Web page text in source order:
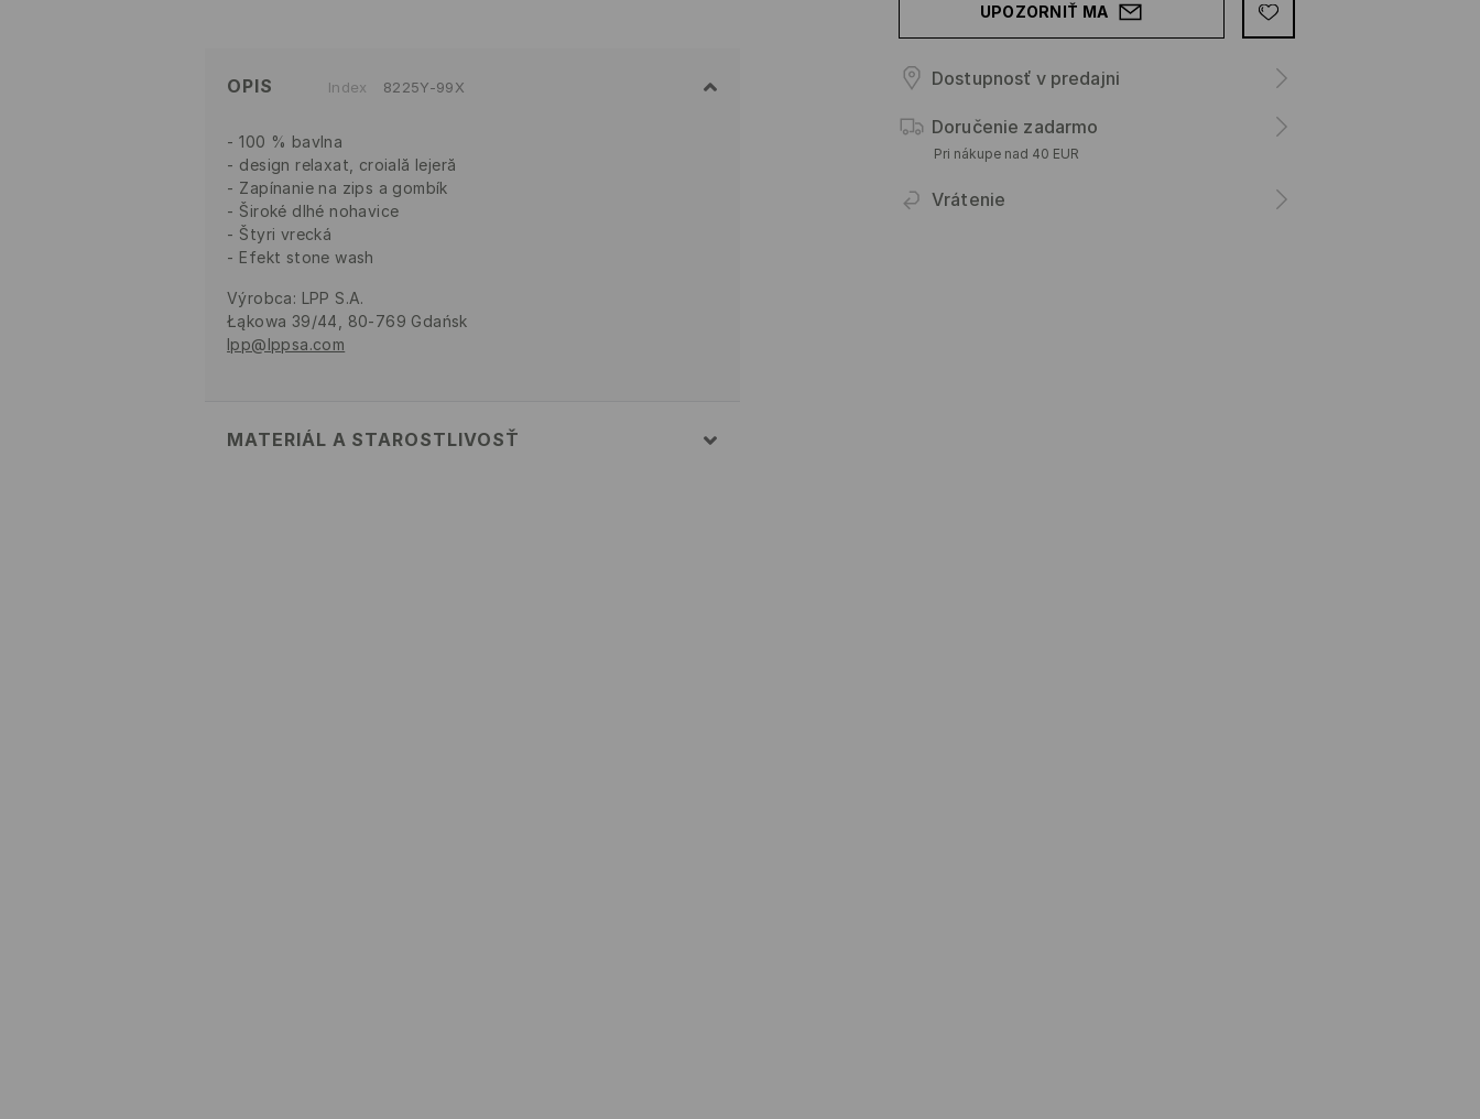
UPOZORNIŤ MA
Dostupnosť v predajni
Doručenie zadarmo
Pri nákupe nad 40 EUR
Vrátenie
OPIS Index 8225Y-99X
100 % bavlna
design relaxat, croială lejeră
Zapínanie na zips a gombík
Široké dlhé nohavice
Štyri vrecká
Efekt stone wash
Výrobca: LPP S.A.
Łąkowa 39/44, 80-769 Gdańsk
lpp@lppsa.com
MATERIÁL A STAROSTLIVOSŤ